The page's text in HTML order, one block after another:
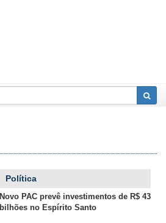
Política
Novo PAC prevê investimentos de R$ 43
bilhões no Espírito Santo